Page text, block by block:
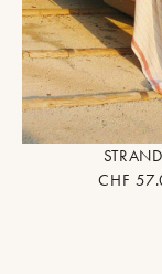
CHF